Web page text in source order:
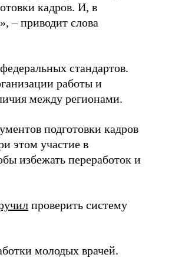
кадров. И, в
– приводит слова
стандартов.
работы и
между регионами.
подготовки кадров
этом участие в
избежать переработок и
проверить систему
молодых врачей.